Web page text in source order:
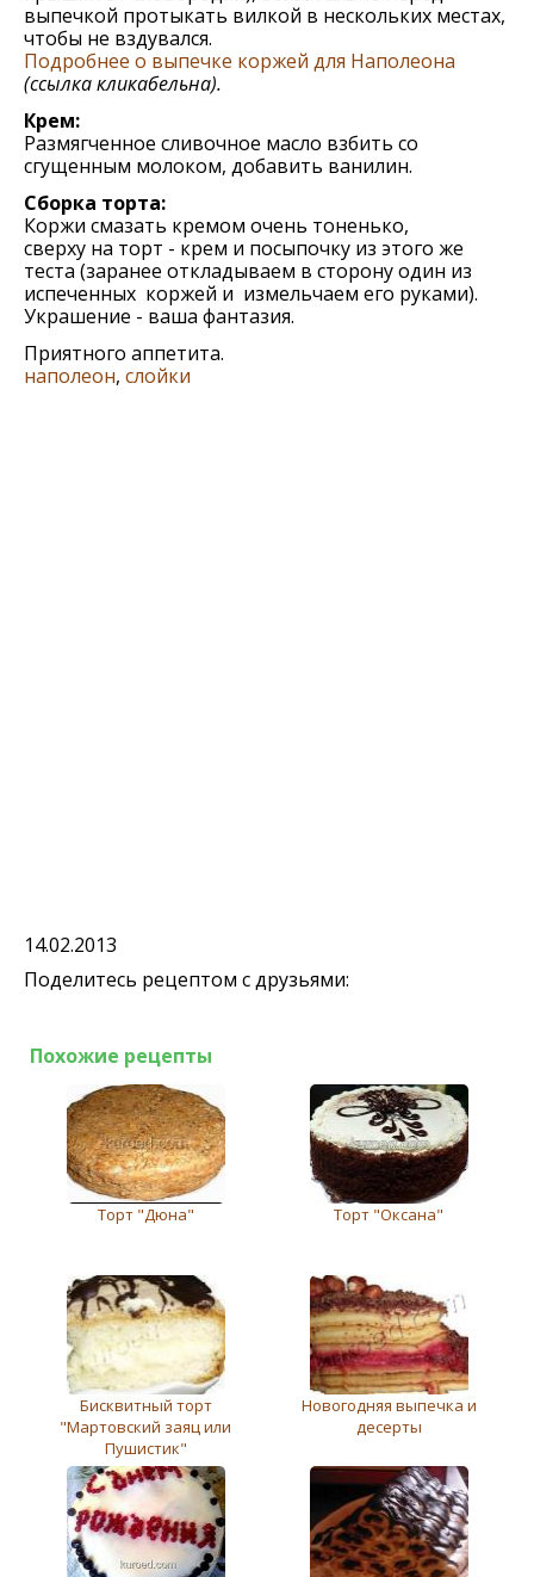
выпечкой протыкать вилкой в нескольких местах,
чтобы не вздувался.
Подробнее о выпечке коржей для Наполеона
(ссылка кликабельна).
Крем:
Размягченное сливочное масло взбить со
сгущенным молоком, добавить ванилин.
Сборка торта:
Коржи смазать кремом очень тоненько,
сверху на торт - крем и посыпочку из этого же
теста (заранее откладываем в сторону один из
испеченных коржей и измельчаем его руками).
Украшение - ваша фантазия.
Приятного аппетита.
наполеон, слойки
14.02.2013
Поделитесь рецептом с друзьями:
Похожие рецепты
Торт "Дюна" Торт "Оксана"
Бисквитный торт
"Мартовский заяц или
Пушистик"
Новогодняя выпечка и
десерты